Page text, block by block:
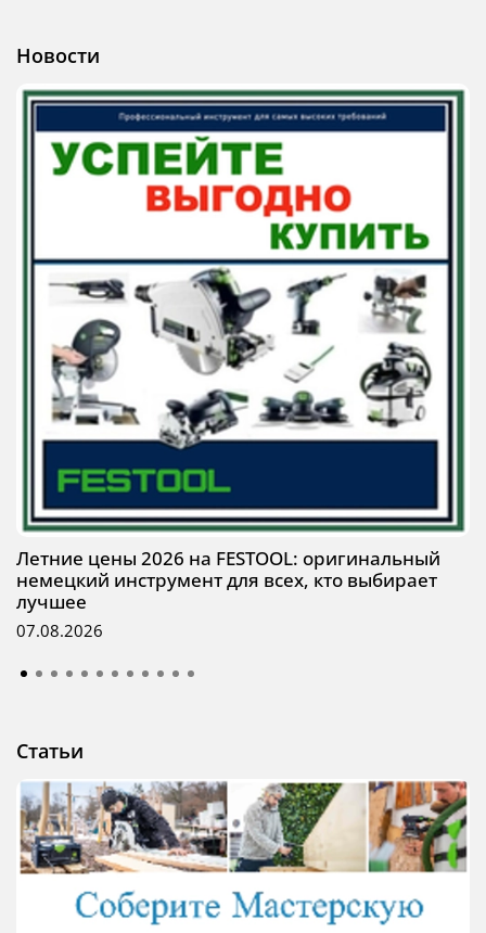
Новости
Летние цены 2026 на FESTOOL: оригинальный
немецкий инструмент для всех, кто выбирает
лучшее
07.08.2026
Статьи